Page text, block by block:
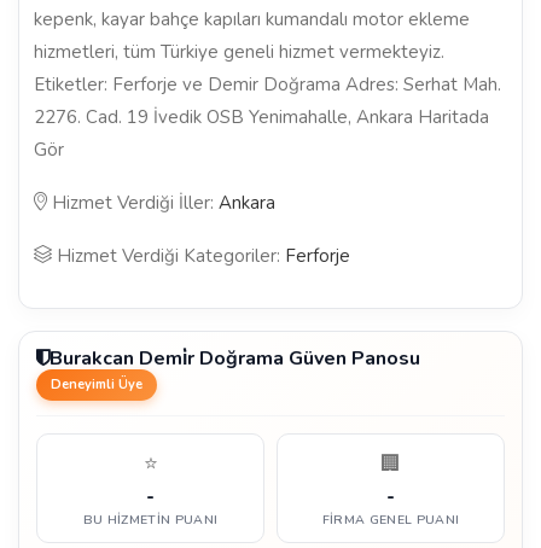
kepenk, kayar bahçe kapıları kumandalı motor ekleme
hizmetleri, tüm Türkiye geneli hizmet vermekteyiz.
Etiketler: Ferforje ve Demir Doğrama Adres: Serhat Mah.
2276. Cad. 19 İvedik OSB Yenimahalle, Ankara Haritada
Gör
Hizmet Verdiği İller: Ankara
Hizmet Verdiği Kategoriler: Ferforje
Burakcan Demi̇r Doğrama Güven Panosu
Deneyimli Üye
⭐
-
BU HIZMETIN PUANI
🏢
-
FIRMA GENEL PUANI